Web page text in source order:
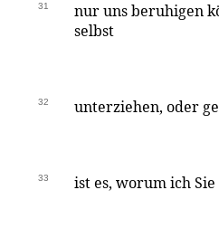
31
nur uns beruhigen
selbst
32 unterziehen, oder
33 ist es, worum ich